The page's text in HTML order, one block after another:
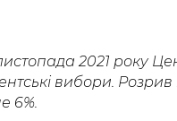
2021 року
вибори. Розрив
6%.